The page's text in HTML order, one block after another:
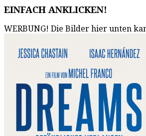
EINFACH ANKLICKEN!
WERBUNG! Die Bilder hier unten